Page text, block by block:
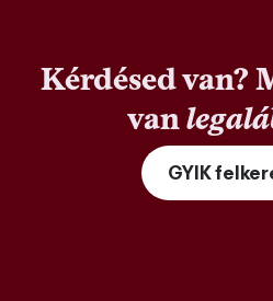
Kérdésed van?
van
GYIK